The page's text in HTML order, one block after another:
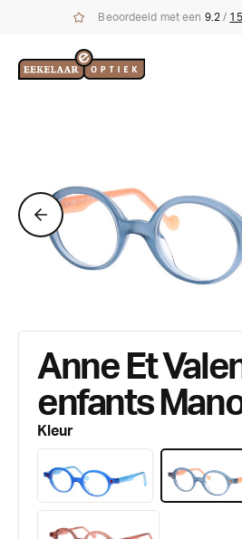
Beoordeeld met een 9.2 /
Anne Et
enfants
Kleur